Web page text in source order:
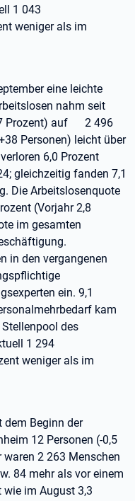
1 043
weniger als im
eine leichte
nahm seit
Prozent) auf 2 496
Personen) leicht über
6,0 Prozent
gleichzeitig fanden 7,1
Die Arbeitslosenquote
(Vorjahr 2,8
im gesamten
in den vergangenen
ein. 9,1
kam
des
1 294
weniger als im
dem Beginn der
12 Personen (-0,5
waren 2 263 Menschen
84 mehr als vor einem
im August 3,3